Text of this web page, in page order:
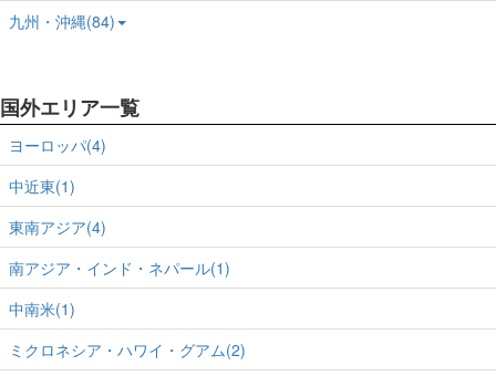
九州・沖縄(84)
国外エリア一覧
ヨーロッパ(4)
中近東(1)
東南アジア(4)
南アジア・インド・ネパール(1)
中南米(1)
ミクロネシア・ハワイ・グアム(2)